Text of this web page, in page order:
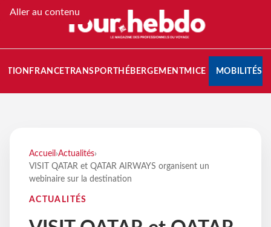
Aller au contenu
FRANCETRANSPORT HÉBERGEMENTMICE MOBILITÉS
Accueil ›Actualités›
VISIT QATAR et QATAR AIRWAYS organisent un
webinaire sur la destination
ACTUALITÉS